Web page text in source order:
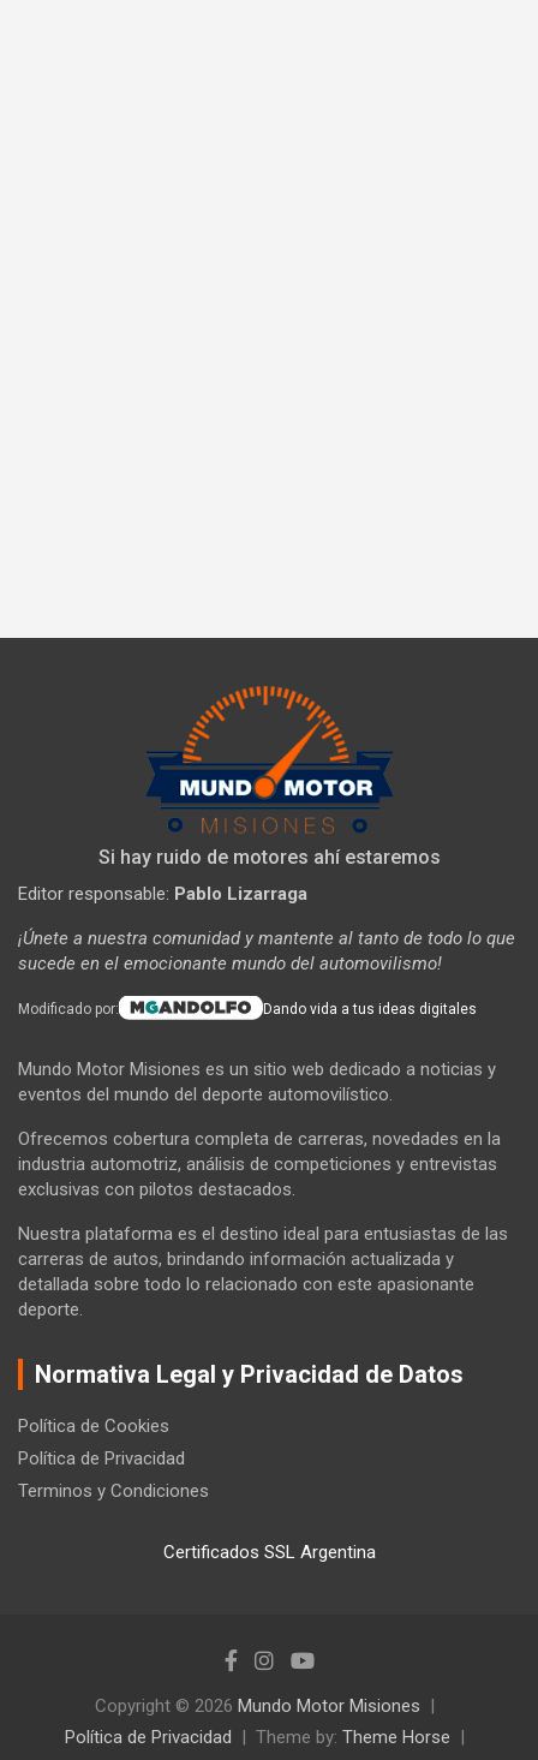
Si hay ruido de motores ahí estaremos
Editor responsable: Pablo Lizarraga
¡Únete a nuestra comunidad y mantente al tanto de todo lo que
sucede en el emocionante mundo del automovilismo!
Modificado por: Dando vida a tus ideas digitales
Mundo Motor Misiones es un sitio web dedicado a noticias y
eventos del mundo del deporte automovilístico.
Ofrecemos cobertura completa de carreras, novedades en la
industria automotriz, análisis de competiciones y entrevistas
exclusivas con pilotos destacados.
Nuestra plataforma es el destino ideal para entusiastas de las
carreras de autos, brindando información actualizada y
detallada sobre todo lo relacionado con este apasionante
deporte.
Normativa Legal y Privacidad de Datos
Política de Cookies
Política de Privacidad
Terminos y Condiciones
Certificados SSL Argentina
Copyright © 2026 Mundo Motor Misiones
Política de Privacidad
Theme by: Theme Horse